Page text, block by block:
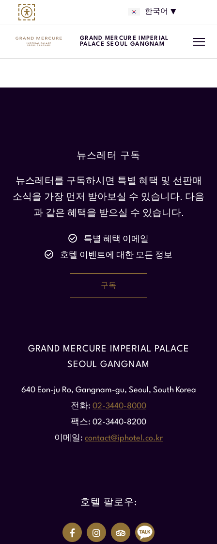
한국어
GRAND MERCURE IMPERIAL
PALACE SEOUL GANGNAM
뉴스레터 구독
뉴스레터를 구독하시면 특별 혜택 및 선판매
소식을 가장 먼저 받아보실 수 있습니다. 다음
과 같은 혜택을 받으실 수 있습니다.
특별 혜택 이메일
호텔 이벤트에 대한 모든 정보
GRAND MERCURE IMPERIAL PALACE
SEOUL GANGNAM
640 Eon-ju Ro, Gangnam-gu, Seoul, South Korea
전화 02-3440-8000
팩스 02-3440-8200
이메일
contact@iphotel.co.kr
호텔 팔로우: